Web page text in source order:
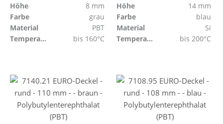
Höhe
8 mm
Farbe
grau
Material
PBT
Temperaturbeständig
bis 160°C
Höhe
14 mm
Farbe
blau
Material
Si
Temperaturbeständig
bis 200°C